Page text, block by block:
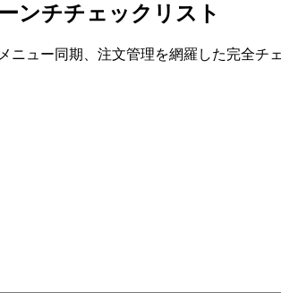
ンチチェックリスト
ニュー同期、注文管理を網羅した完全チ